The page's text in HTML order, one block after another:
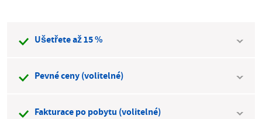
Ušetřete až 15 %
Pevné ceny (volitelné)
Fakturace po pobytu (volitelné)